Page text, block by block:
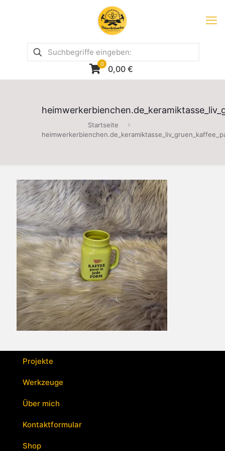
0 0,00 €
Startseite
Projekte
Werkzeuge
Über mich
Kontaktformular
Shop